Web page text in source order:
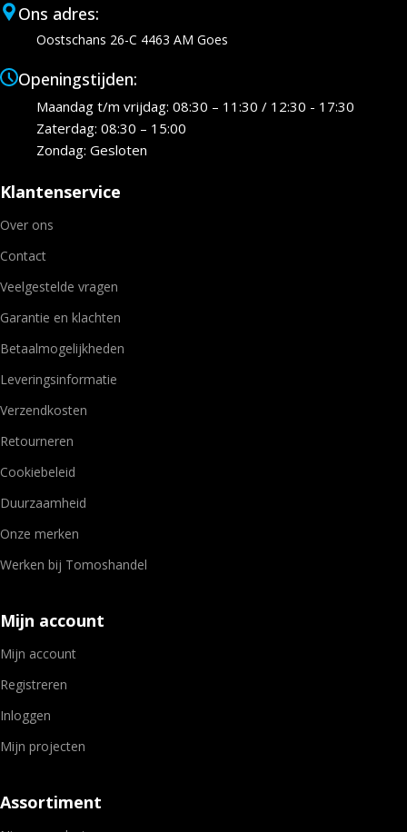
Ons adres:
Oostschans 26-C 4463 AM Goes
Openingstijden:
Maandag t/m vrijdag: 08:30 – 11:30 / 12:30 - 17:30
Zaterdag: 08:30 – 15:00
Zondag: Gesloten
Klantenservice
Over ons
Contact
Veelgestelde vragen
Garantie en klachten
Betaalmogelijkheden
Leveringsinformatie
Verzendkosten
Retourneren
Cookiebeleid
Duurzaamheid
Onze merken
Werken bij Tomoshandel
Mijn account
Mijn account
Registreren
Inloggen
Mijn projecten
Assortiment